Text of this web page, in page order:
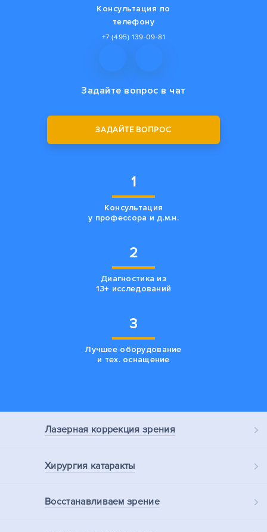
Консультация по
телефону
+7 (495) 139-09-81
Задайте вопрос в чат
1
Консультация
у профессора и д.м.н.
2
Диагностика из
13+ исследований
3
Лучшее оборудование
и тех. оснащение
ЗАДАЙТЕ ВОПРОС
Лазерная коррекция зрения
Хирургия катаракты
Восстанавливаемзрение